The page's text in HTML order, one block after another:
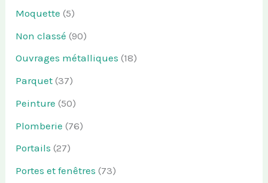
Moquette (5)
Non classé (90)
Ouvrages métalliques (18)
Parquet (37)
Peinture (50)
Plomberie (76)
Portails (27)
Portes et fenêtres (73)